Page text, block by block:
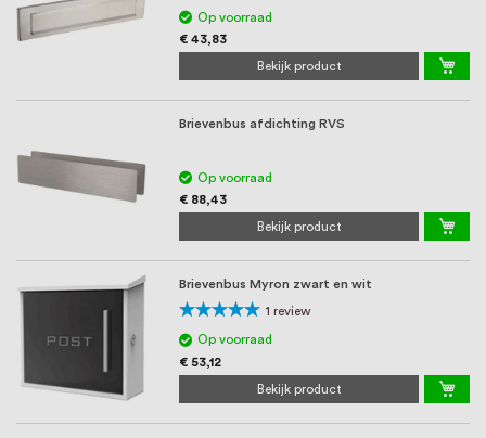
80%
Op voorraad
€ 43,83
Bekijk product
Brievenbus afdichting RVS
Op voorraad
€ 88,43
Bekijk product
Brievenbus Myron zwart en wit
Waardering:
100%
1 review
Op voorraad
€ 53,12
Bekijk product